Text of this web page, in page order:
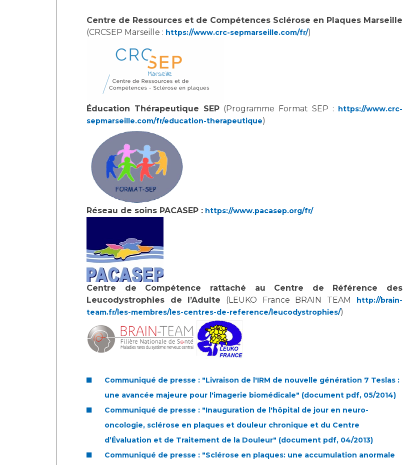
Centre de Ressources et de Compétences Sclérose en Plaques Marseille
(CRCSEP Marseille : https://www.crc-sepmarseille.com/fr/)
Éducation Thérapeutique SEP (Programme Format SEP : https://www.crc-
sepmarseille.com/fr/education-therapeutique)
Réseau de soins PACASEP : https://www.pacasep.org/fr/
Centre de Compétence rattaché au Centre de Référence des
Leucodystrophies de l’Adulte (LEUKO France BRAIN TEAM http://brain-
team.fr/les-membres/les-centres-de-reference/leucodystrophies/)
Communiqué de presse : "Livraison de l'IRM de nouvelle génération 7 Teslas :
une avancée majeure pour l'imagerie biomédicale" (document pdf, 05/2014)
Communiqué de presse : "Inauguration de l'hôpital de jour en neuro-
oncologie, sclérose en plaques et douleur chronique et du Centre
d’Évaluation et de Traitement de la Douleur" (document pdf, 04/2013)
Communiqué de presse : "Sclérose en plaques: une accumulation anormale